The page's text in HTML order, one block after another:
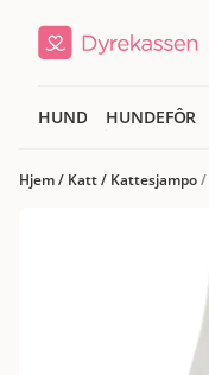
HUND HUNDEFÔR
Hjem/ Katt/ Kattesjampo/